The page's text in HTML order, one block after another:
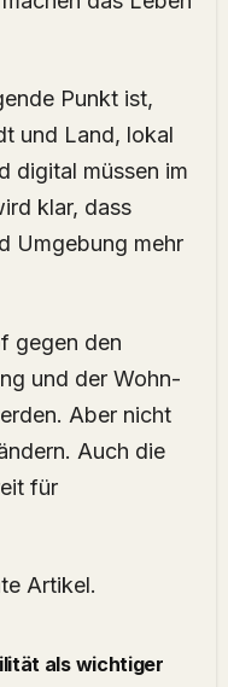
Punkt ist,
und Land, lokal
digital müssen im
klar, dass
Umgebung mehr
gegen den
und der Wohn-
Aber nicht
Auch die
für
Artikel.
als wichtiger